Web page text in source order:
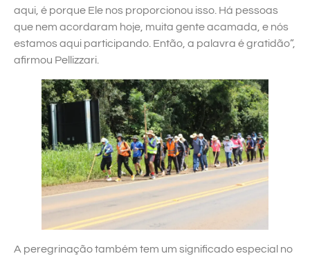
aqui, é porque Ele nos proporcionou isso. Há pessoas
que nem acordaram hoje, muita gente acamada, e nós
estamos aqui participando. Então, a palavra é gratidão”,
afirmou Pellizzari.
A peregrinação também tem um significado especial no